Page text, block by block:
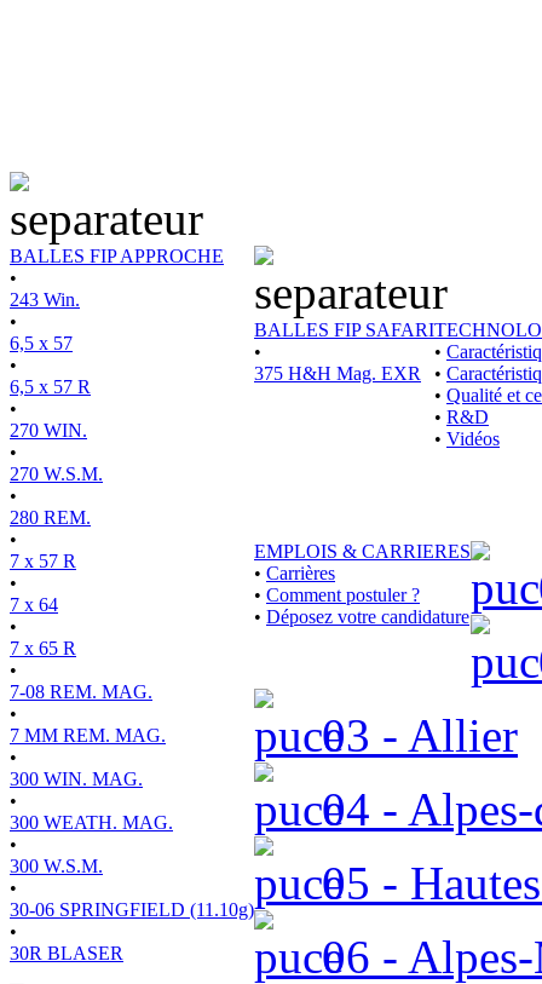
BALLES FIP APPROCHE
•
243 Win.
•
6,5 x 57
•
6,5 x 57 R
•
270 WIN.
•
270 W.S.M.
•
280 REM.
•
7 x 57 R
•
7 x 64
•
7 x 65 R
•
7-08 REM. MAG.
•
7 MM REM. MAG.
•
300 WIN. MAG.
•
300 WEATH. MAG.
•
300 W.S.M.
•
30-06 SPRINGFIELD (11.10g)
•
30R BLASER
BALLES FIP SAFARI
•
375 H&H Mag. EXR
•
•
• Qualité et
• R&D
• Vidéos
EMPLOIS & CARRIERES
• Carrières
• Comment postuler ?
• Déposez votre candidature
03 - Allier
04 - Alpes-
05 -
06 -